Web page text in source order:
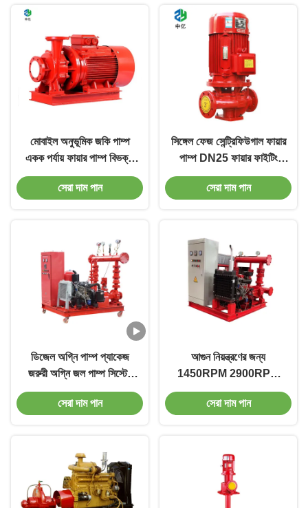
মোবাইল অনুভূমিক জকি পাম্প
একক পর্যায় ফায়ার পাম্প বিভক্ত
কেস
সেরা দাম পান
সিঙ্গেল ফেজ সেন্ট্রিফিউগাল ফায়ার
পাম্প DN25 ফায়ার ফাইটিং
ওয়াটার পাম্প স্লারির জন্য
সেরা দাম পান
ডিজেল অগ্নি পাম্প প্যাকেজ
জরুরী অগ্নি জল পাম্প সিস্টেম
প্রধান পাম্প সেট এবং জকি পাম্প,
বৈদ্যুতিক, হাইড্রোপ্নেউমেটিক
প্যানেল সহ।
সেরা দাম পান
আগুন নিয়ন্ত্রণের জন্য
1450RPM 2900RPM
ডিজেল ফায়ার পাম্প EDJ
ডিজেল পাম্প
সেরা দাম পান